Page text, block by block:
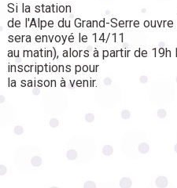
Si la station
de l'Alpe du Grand-Serre
sera envoyé le 14/11
au matin), alors à partir de
inscriptions pour
la saison à venir.